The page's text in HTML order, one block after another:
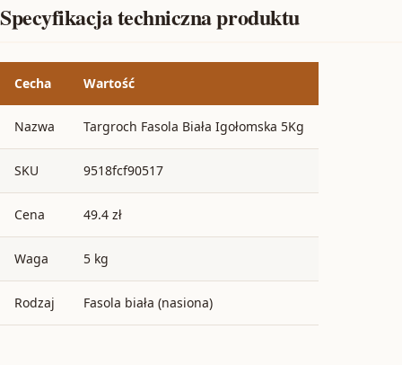
Specyfikacja techniczna produktu
Cecha Wartość
Nazwa Targroch Fasola Biała Igołomska 5Kg
SKU 9518fcf90517
Cena 49.4 zł
Waga 5 kg
Rodzaj Fasola biała (nasiona)